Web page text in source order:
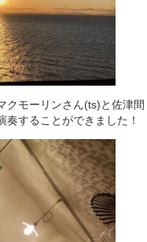
クモーリンさん(ts)と佐津間
することができました！